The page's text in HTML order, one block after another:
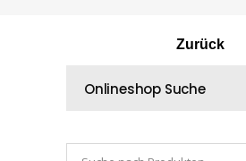
Zurück
Onlineshop Suche